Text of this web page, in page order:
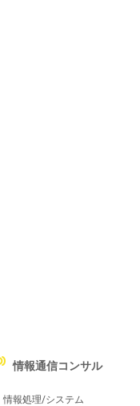
情報通信コンサル
情報処理/システム